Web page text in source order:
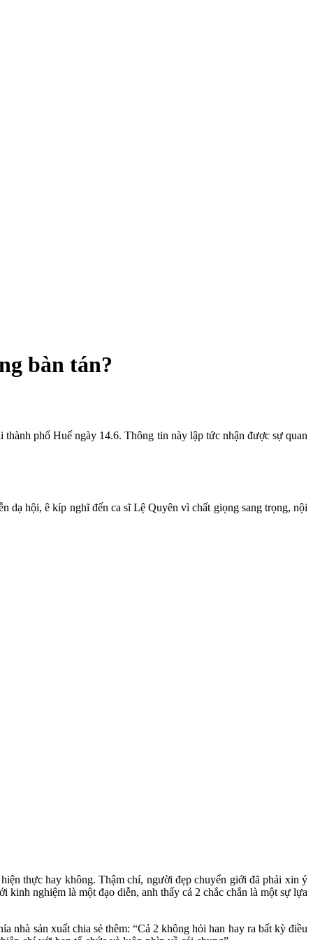
bàn tán?
phố Huế ngày 14.6. Thông tin này lập tức nhận được sự quan
dạ hội, ê kíp nghĩ đến ca sĩ Lệ Quyên vì chất giọng sang trọng, nội
thực hay không. Thậm chí, người đẹp chuyển giới đã phải xin ý
nghiệm là một đạo diễn, anh thấy cả 2 chắc chắn là một sự lựa
sản xuất chia sẻ thêm: “Cả 2 không hỏi han hay ra bất kỳ điều